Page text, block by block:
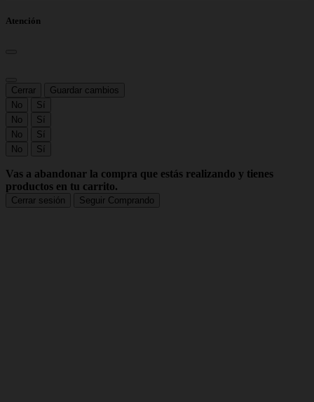
Atención
Cerrar
Guardar cambios
No
Sí
No
Sí
No
Sí
No
Sí
Vas a abandonar la compra que estás realizando y tienes
productos en tu carrito.
Cerrar sesión Seguir Comprando